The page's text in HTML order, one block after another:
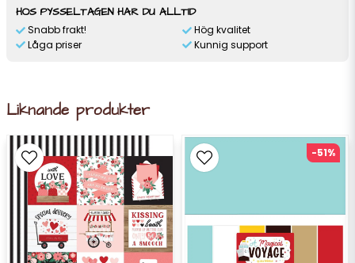
HOS PYSSELTAGEN HAR DU ALLTID
Snabb frakt!
Låga priser
Hög kvalitet
Kunnig support
Liknande produkter
-51%